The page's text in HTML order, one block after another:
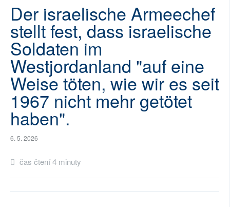
Der israelische Armeechef
stellt fest, dass israelische
Soldaten im
Westjordanland "auf eine
Weise töten, wie wir es seit
1967 nicht mehr getötet
haben".
6. 5. 2026
čas čtení 4 minuty